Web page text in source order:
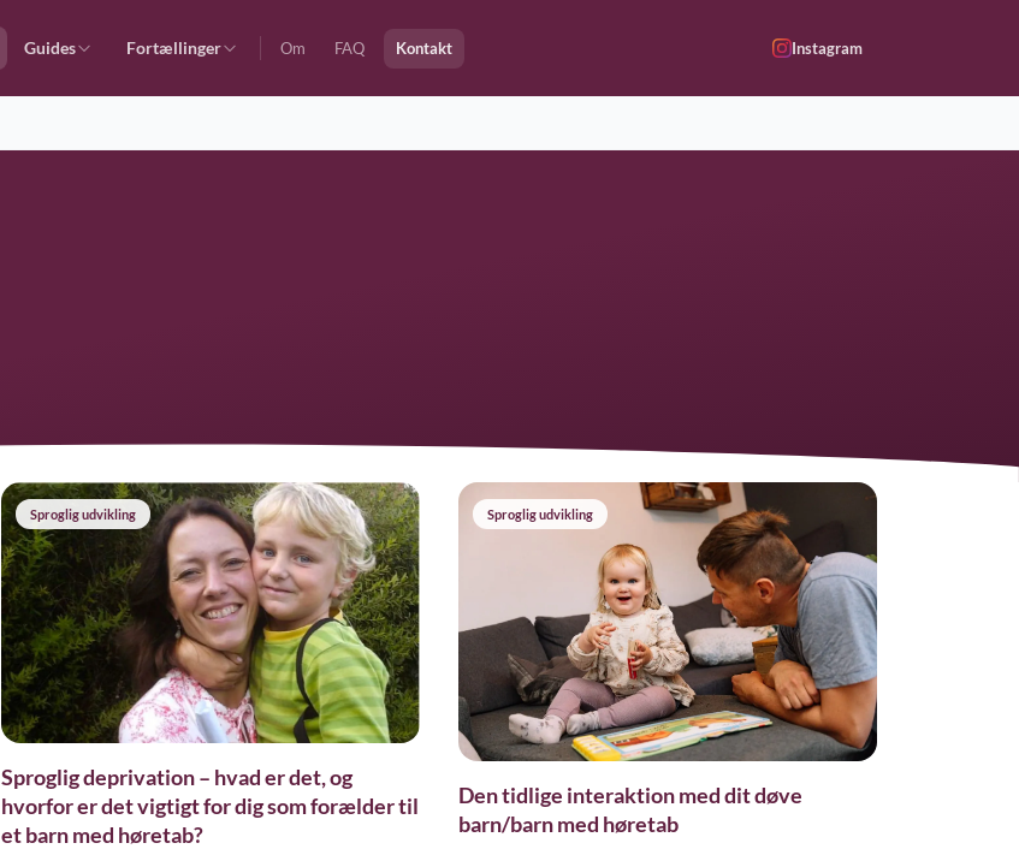
Guides Fortællinger Om FAQ Kontakt Instagram
Sproglig udvikling
Sproglig deprivation – hvad er det, og
hvorfor er det vigtigt for dig som forælder til
et barn med høretab?
Sproglig udvikling
Den tidlige interaktion med dit døve
barn/barn med høretab